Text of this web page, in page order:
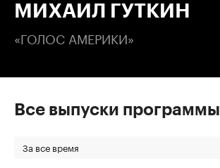
МИХАИЛ ГУТКИН
«ГОЛОС АМЕРИКИ»
Все выпуски программы
За все время